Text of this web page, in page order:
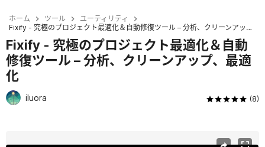
ホーム ツール
ユーティリティ
Fixify - 究極のプロジェクト最適化＆自動修復ツール – 分析、クリーンアップ、最適化
Fixify - 究極のプロジェクト最適化＆自動
修復ツール – 分析、クリーンアップ、最適
化
iluora (8)